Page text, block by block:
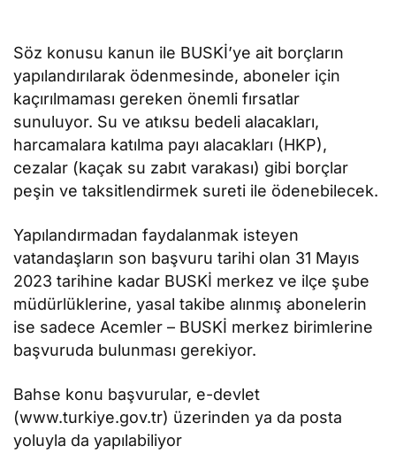
Söz konusu kanun ile BUSKİ’ye ait borçların
yapılandırılarak ödenmesinde, aboneler için
kaçırılmaması gereken önemli fırsatlar
sunuluyor. Su ve atıksu bedeli alacakları,
harcamalara katılma payı alacakları (HKP),
cezalar (kaçak su zabıt varakası) gibi borçlar
peşin ve taksitlendirmek sureti ile ödenebilecek.
Yapılandırmadan faydalanmak isteyen
vatandaşların son başvuru tarihi olan 31 Mayıs
2023 tarihine kadar BUSKİ merkez ve ilçe şube
müdürlüklerine, yasal takibe alınmış abonelerin
ise sadece Acemler – BUSKİ merkez birimlerine
başvuruda bulunması gerekiyor.
Bahse konu başvurular, e-devlet
(www.turkiye.gov.tr) üzerinden ya da posta
yoluyla da yapılabiliyor